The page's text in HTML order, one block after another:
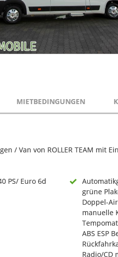
MIETBEDINGUNGEN
/ Van von ROLLER TEAM mit
PS/ Euro 6d
grüne
Doppel-
manuelle
Tempomat
ABS ESP
Radio/CD